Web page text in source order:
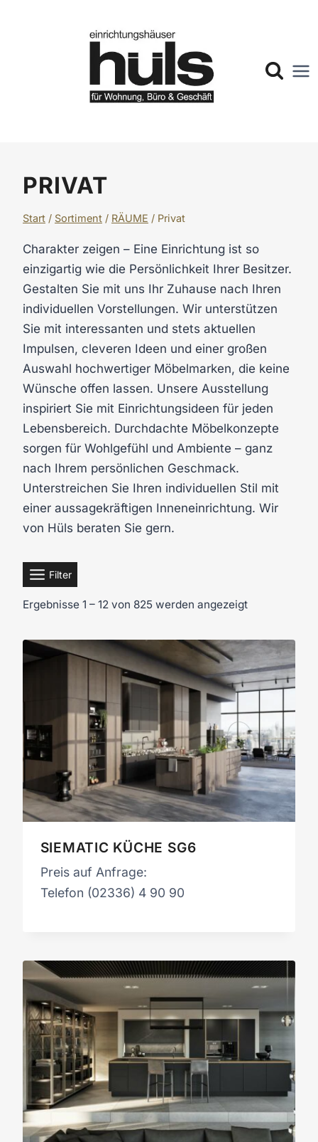
PRIVAT
Start / Sortiment / RÄUME / Privat
Charakter zeigen – Eine Einrichtung ist so
einzigartig wie die Persönlichkeit Ihrer Besitzer.
Gestalten Sie mit uns Ihr Zuhause nach Ihren
individuellen Vorstellungen. Wir unterstützen
Sie mit interessanten und stets aktuellen
Impulsen, cleveren Ideen und einer großen
Auswahl hochwertiger Möbelmarken, die keine
Wünsche offen lassen. Unsere Ausstellung
inspiriert Sie mit Einrichtungsideen für jeden
Lebensbereich. Durchdachte Möbelkonzepte
sorgen für Wohlgefühl und Ambiente – ganz
nach Ihrem persönlichen Geschmack.
Unterstreichen Sie Ihren individuellen Stil mit
einer aussagekräftigen Inneneinrichtung. Wir
von Hüls beraten Sie gern.
Filter
Ergebnisse 1 – 12 von 825 werden angezeigt
SIEMATIC KÜCHE SG6
Preis auf Anfrage:
Telefon (02336) 4 90 90